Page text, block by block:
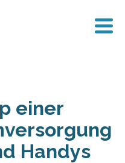
einer
Handys